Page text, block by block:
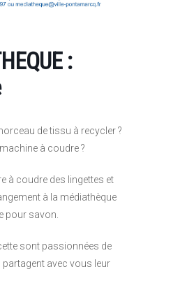
:
de tissu à recycler ?
à coudre ?
à coudre des lingettes et
à la médiathèque
pour savon.
sont passionnées de
partagent avec vous leur